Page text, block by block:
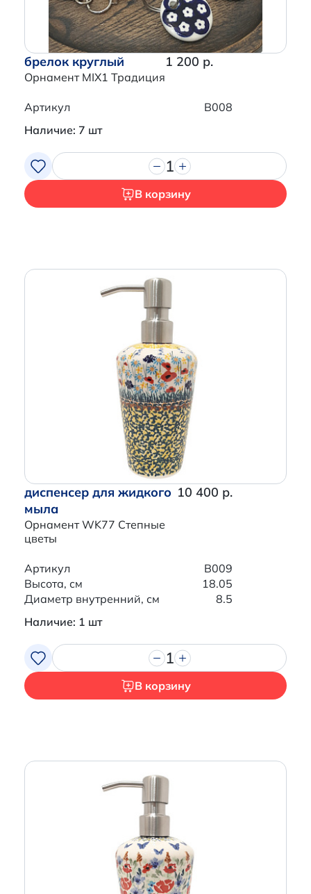
брелок круглый
Орнамент MIX1 Традиция
1 200 р.
Артикул
B008
Наличие: 7 шт
1
В корзину
диспенсер для жидкого
мыла
Орнамент WK77 Степные
цветы
10 400 р.
Артикул
B009
Высота, см
18.05
Диаметр внутренний, см
8.5
Наличие: 1 шт
1
В корзину